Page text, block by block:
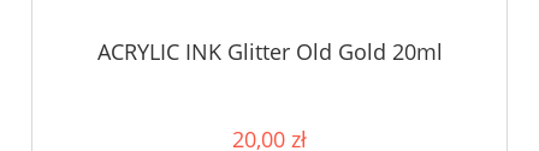
ACRYLIC INK Glitter Old Gold 20ml
20,00 zł